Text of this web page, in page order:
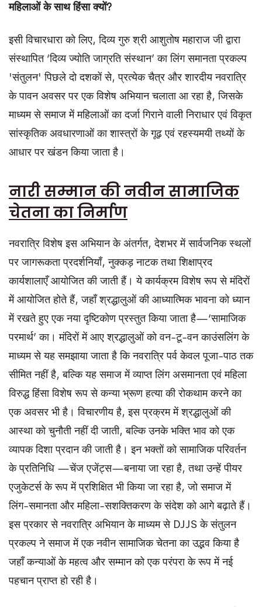
महिलाओं के साथ हिंसा क्यों?
इसी विचारधारा को लिए, दिव्य गुरु श्री आशुतोष महाराज जी द्वारा
संस्थापित ‘दिव्य ज्योति जाग्रति संस्थान’ का लिंग समानता प्रकल्प
'संतुलन' पिछले दो दशकों से, प्रत्येक चैत्र और शारदीय नवरात्रि
के पावन अवसर पर एक विशेष अभियान चलाता आ रहा है, जिसके
माध्यम से समाज में महिलाओं का दर्जा गिराने वाली निराधार एवं विकृत
सांस्कृतिक अवधारणाओं का शास्त्रों के गूढ़ एवं रहस्यमयी तथ्यों के
आधार पर खंडन किया जाता है।
नारी सम्मान की नवीन सामाजिक
चेतना का निर्माण
नवरात्रि विशेष इस अभियान के अंतर्गत, देशभर में सार्वजनिक स्थलों
पर जागरूकता प्रदर्शनियाँ, नुक्कड़ नाटक तथा शिक्षाप्रद
कार्यशालाएँ आयोजित की जाती हैं। ये कार्यक्रम विशेष रूप से मंदिरों
में आयोजित होते हैं, जहाँ श्रद्धालुओं की आध्यात्मिक भावना को ध्यान
में रखते हुए एक नया दृष्टिकोण प्रस्तुत किया जाता है—‘सामाजिक
परमार्थ’ का। मंदिरों में आए श्रद्धालुओं को वन-टू-वन काउंसलिंग के
माध्यम से यह समझाया जाता है कि नवरात्रि पर्व केवल पूजा-पाठ तक
सीमित नहीं है, बल्कि यह समाज में व्याप्त लिंग असमानता एवं महिला
विरुद्ध हिंसा विशेष रूप से कन्या भ्रूण हत्या की रोकथाम करने का
एक अवसर भी है। विचारणीय है, इस प्रक्रम में श्रद्धालुओं की
आस्था को चुनौती नहीं दी जाती, बल्कि उनके भक्ति भाव को एक
व्यापक दिशा प्रदान की जाती है। इन भक्तों को सामाजिक परिवर्तन
के प्रतिनिधि —चेंज एजेंट्स—बनाया जा रहा है, तथा उन्हें पीयर
एजुकेटर्स के रूप में प्रशिक्षित भी किया जा रहा है, जो समाज में
लिंग-समानता और महिला-सशक्तिकरण के संदेश को आगे बढ़ाते हैं।
इस प्रकार से नवरात्रि अभियान के माध्यम से DJJS के संतुलन
प्रकल्प ने समाज में एक नवीन सामाजिक चेतना का उद्भव किया है
जहाँ कन्याओं के महत्व और सम्मान को एक परंपरा के रूप में नई
पहचान प्राप्त हो रही है।